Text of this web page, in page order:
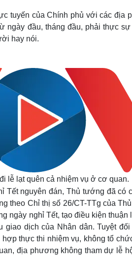
Sân khấu - Điện ảnh
Văn học
Âm nhạc
tuyến của Chính phủ với các địa
ngày đầu, tháng đầu, phải thực
hay nói.
lễ lạt quên cả nhiệm vụ ở cơ quan.
Tết nguyên đán, Thủ tướng đã có
theo Chỉ thị số 26/CT-TTg của
ngày nghỉ Tết, tạo điều kiện thuận
giao dịch của Nhân dân. Tuyệt
thực thi nhiệm vụ, không tổ
địa phương không tham dự lễ